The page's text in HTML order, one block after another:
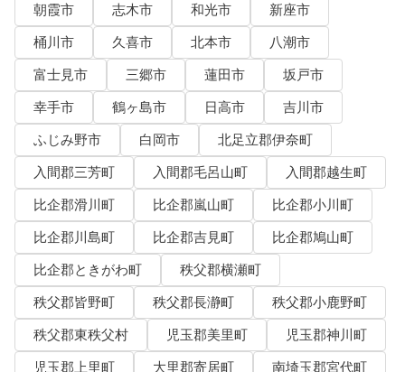
朝霞市
志木市 和光市
新座市
桶川市
久喜市 北本市
八潮市
富士見市
三郷市 蓮田市
坂戸市
幸手市
鶴ヶ島市 日高市
吉川市
ふじみ野市
白岡市
北足立郡伊奈町
入間郡三芳町
入間郡毛呂山町
入間郡越生町
比企郡滑川町
比企郡嵐山町
比企郡小川町
比企郡川島町
比企郡吉見町
比企郡鳩山町
比企郡ときがわ町
秩父郡横瀬町
秩父郡皆野町
秩父郡長瀞町
秩父郡小鹿野町
秩父郡東秩父村
児玉郡美里町
児玉郡神川町
児玉郡上里町
大里郡寄居町
南埼玉郡宮代町